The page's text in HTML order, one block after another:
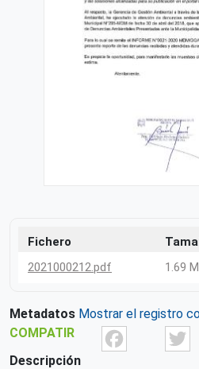
Fichero
2021000212.pdf
1.69
Metadatos Mostrar el registro
COMPATIR
Descripción